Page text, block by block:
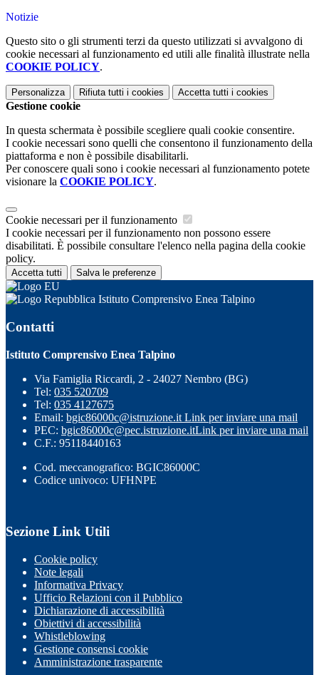
Notizie
Questo sito o gli strumenti terzi da questo utilizzati si avvalgono di
cookie necessari al funzionamento ed utili alle finalità illustrate nella
COOKIE POLICY.
Personalizza Rifiuta tutti i cookies Accetta tutti i cookies
Gestione cookie
In questa schermata è possibile scegliere quali cookie consentire.
I cookie necessari sono quelli che consentono il funzionamento della
piattaforma e non è possibile disabilitarli.
Per conoscere quali sono i cookie necessari al funzionamento potete
visionare la COOKIE POLICY.
Cookie necessari per il funzionamento
I cookie necessari per il funzionamento non possono essere
disabilitati. È possibile consultare l'elenco nella pagina della cookie
policy.
Accetta tutti Salva le preferenze
Istituto Comprensivo Enea Talpino
Contatti
Istituto Comprensivo Enea Talpino
Via Famiglia Riccardi, 2 - 24027 Nembro (BG)
Tel: 035 520709
Tel: 035 4127675
Email: bgic86000c@istruzione.it Link per inviare una mail
PEC: bgic86000c@pec.istruzione.itLink per inviare una mail
C.F.: 95118440163
Cod. meccanografico: BGIC86000C
Codice univoco: UFHNPE
Sezione Link Utili
Cookie policy
Note legali
Informativa Privacy
Ufficio Relazioni con il Pubblico
Dichiarazione di accessibilità
Obiettivi di accessibilità
Whistleblowing
Gestione consensi cookie
Amministrazione trasparente